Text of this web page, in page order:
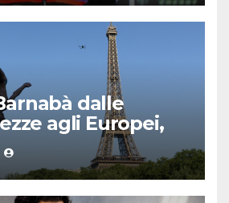
dalle
agli Europei,
dopo Cosetti